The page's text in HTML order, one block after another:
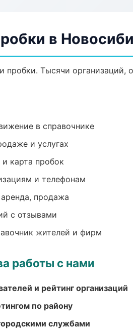
в
пробки. Тысячи
в справочнике
и услугах
карта пробок
и телефонам
продажа
с отзывами
жителей и фирм
работы с нами
и рейтинг организаций
по району
службами